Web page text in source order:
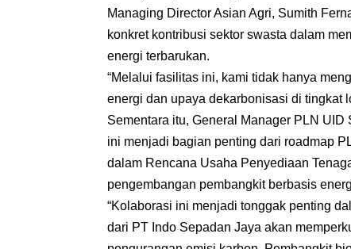
Managing Director Asian Agri, Sumith
konkret kontribusi sektor swasta dalam
energi terbarukan.
“Melalui fasilitas ini, kami tidak hanya
energi dan upaya dekarbonisasi di tingkat
Sementara itu, General Manager PLN
ini menjadi bagian penting dari roadmap
dalam Rencana Usaha Penyediaan
pengembangan pembangkit berbasis
“Kolaborasi ini menjadi tonggak penting
dari PT Indo Sepadan Jaya akan